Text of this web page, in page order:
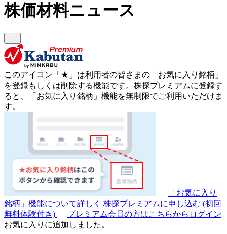
株価材料ニュース
このアイコン 「★」 は利用者の皆さまの 「お気に入り銘柄」
を登録もしくは削除する機能です。 株探プレミアムに登録す
ると、「お気に入り銘柄」機能を無制限でご利用いただけま
す。
「お気に入り
銘柄」機能について詳しく 株探プレミアムに申し込む (初回
無料体験付き)
プレミアム会員の方はこちらからログイン
お気に入りに追加しました。